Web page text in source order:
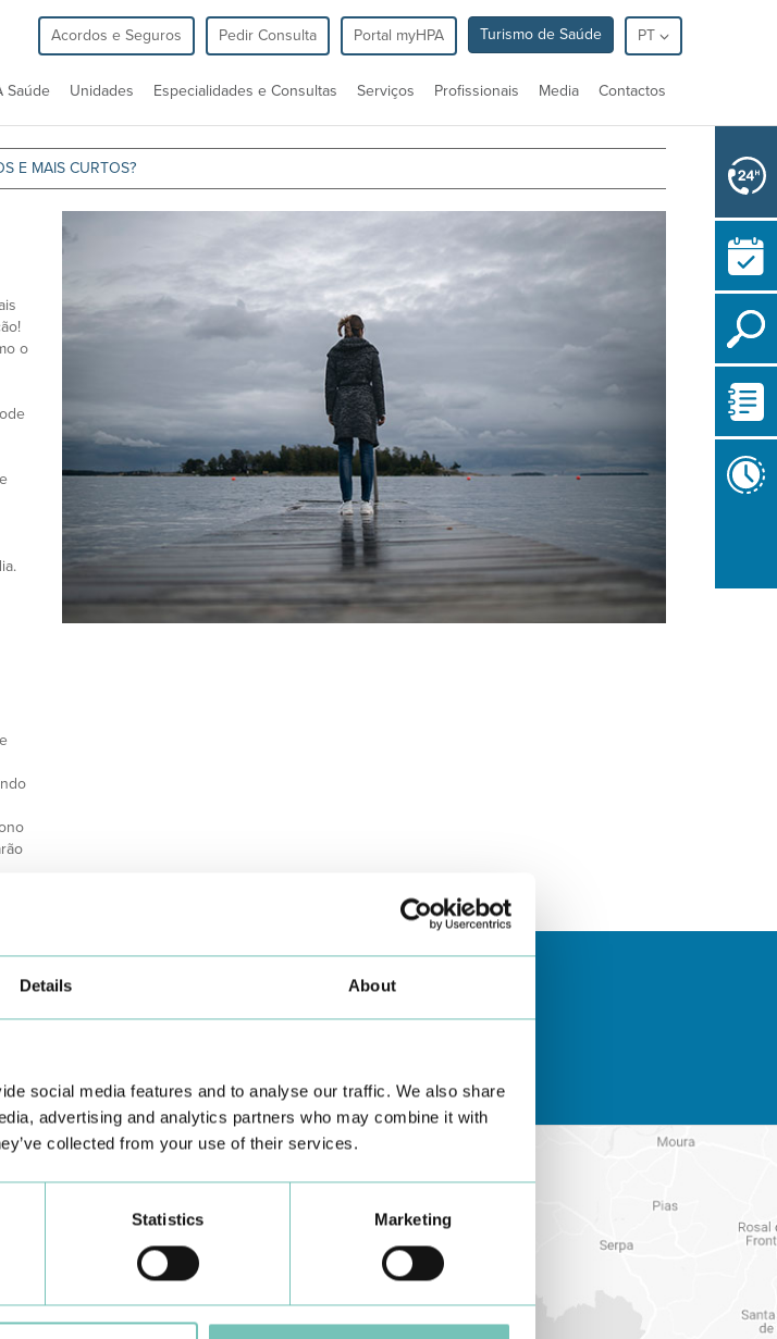
Details About
social media features and to analyse our traffic. We also share
advertising and analytics partners who may combine it with
collected from your use of their services.
Statistics Marketing
Acordos e Seguros Pedir Consulta Portal myHPA Turismo de Saúde PT
Saúde Unidades Especialidades e Consultas Serviços Profissionais Media Contactos
E MAIS CURTOS?
o